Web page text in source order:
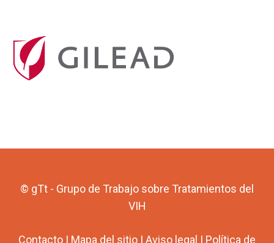
© gTt - Grupo de Trabajo sobre Tratamientos del
VIH
Contacto | Mapa del sitio | Aviso legal | Política de